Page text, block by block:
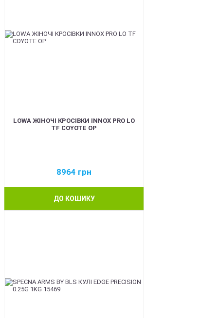
LOWA ЖІНОЧІ КРОСІВКИ INNOX PRO LO
TF COYOTE OP
8964 грн
ДО КОШИКУ